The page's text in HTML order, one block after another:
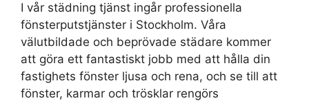
I vår städning tjänst ingår professionella
fönsterputstjänster i Stockholm. Våra
välutbildade och beprövade städare kommer
att göra ett fantastiskt jobb med att hålla din
fastighets fönster ljusa och rena, och se till att
fönster, karmar och trösklar rengörs